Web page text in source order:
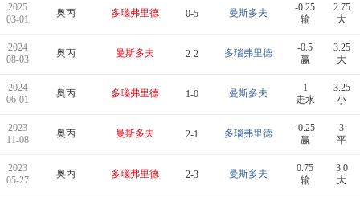
2025
03-01
奥丙 多瑙弗里德 0-5 曼斯多夫
-0.25
输
2.75
大
2024
08-03
奥丙 曼斯多夫 2-2 多瑙弗里德
-0.5
赢
3.25
大
2024
06-01
奥丙 多瑙弗里德 1-0 曼斯多夫
1
走水
3.25
小
2023
11-08
奥丙 曼斯多夫 2-1 多瑙弗里德
-0.25
赢
3
平
2023
05-27
奥丙 多瑙弗里德 2-3 曼斯多夫
0.75
输
3.0
大